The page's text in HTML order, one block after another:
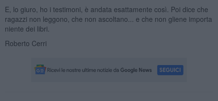
E, lo giuro, ho i testimoni, è andata esattamente così. Poi dice che
ragazzi non leggono, che non ascoltano... e che non gliene importa
niente dei libri.
Roberto Cerri